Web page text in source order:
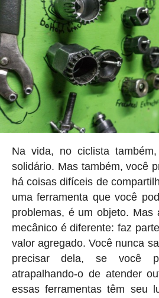
Na vida, no ciclista
solidário. Mas também, você
há coisas difíceis de
uma ferramenta que você
problemas, é um objeto. Mas
mecânico é diferente: faz
valor agregado. Você nunca
precisar dela, se você
atrapalhando-o de atender
essas ferramentas têm seu